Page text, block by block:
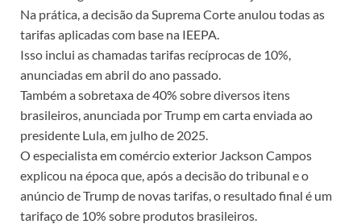
Na prática, a decisão da Suprema Corte anulou todas as
tarifas aplicadas com base na IEEPA.
Isso inclui as chamadas tarifas recíprocas de 10%,
anunciadas em abril do ano passado.
Também a sobretaxa de 40% sobre diversos itens
brasileiros, anunciada por Trump em carta enviada ao
presidente Lula, em julho de 2025.
O especialista em comércio exterior Jackson Campos
explicou na época que, após a decisão do tribunal e o
anúncio de Trump de novas tarifas, o resultado final é um
tarifaço de 10% sobre produtos brasileiros.